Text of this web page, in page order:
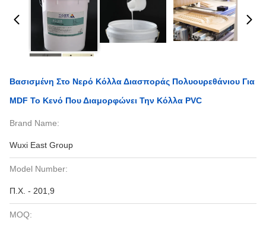
Βασισμένη Στο Νερό Κόλλα Διασποράς Πολυουρεθάνιου Για
MDF Το Κενό Που Διαμορφώνει Την Κόλλα PVC
Brand Name:
Wuxi East Group
Model Number:
Π.Χ. - 201,9
MOQ: